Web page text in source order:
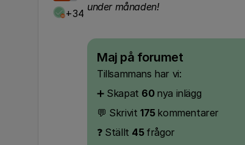
+34
under månaden!
Maj på forumet
Tillsammans har vi:
➕ Skapat 60 nya inlägg
💬 Skrivit 175 kommentarer
❓ Ställt 45 frågor